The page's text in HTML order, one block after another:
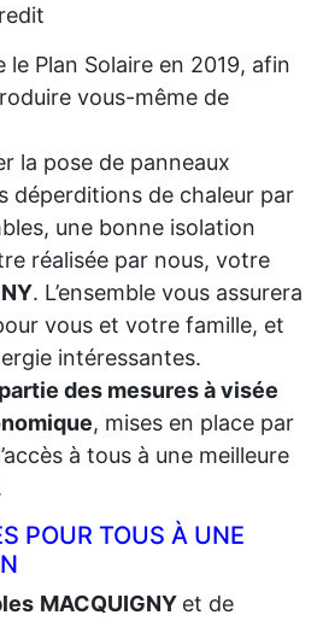
le Plan Solaire en 2019, afin
vous-même de
la pose de panneaux
déperditions de chaleur par
une bonne isolation
réalisée par nous, votre
. L’ensemble vous assurera
vous et votre famille, et
intéressantes.
des mesures à visée
, mises en place par
à tous à une meilleure
POUR TOUS À UNE
MACQUIGNY et de